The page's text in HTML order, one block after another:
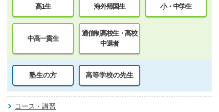
高1生 海外帰国生 小・中学生
中高一貫生
通信制高校生・高校
中退者
塾生の方 高等学校の先生
コース・講習